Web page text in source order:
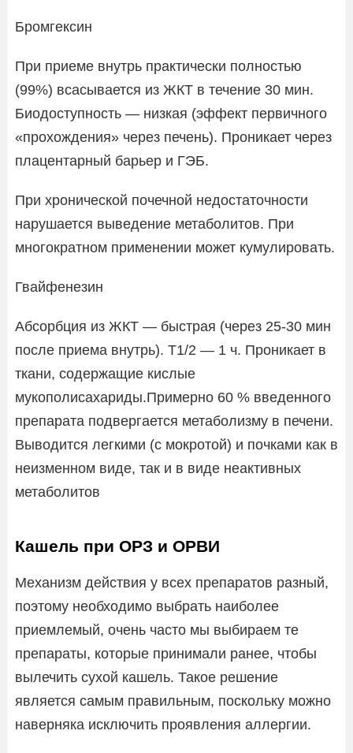
Бромгексин
При приеме внутрь практически полностью
(99%) всасывается из ЖКТ в течение 30 мин.
Биодоступность — низкая (эффект первичного
«прохождения» через печень). Проникает через
плацентарный барьер и ГЭБ.
При хронической почечной недостаточности
нарушается выведение метаболитов. При
многократном применении может кумулировать.
Гвайфенезин
Абсорбция из ЖКТ — быстрая (через 25-30 мин
после приема внутрь). T1/2 — 1 ч. Проникает в
ткани, содержащие кислые
мукополисахариды.Примерно 60 % введенного
препарата подвергается метаболизму в печени.
Выводится легкими (с мокротой) и почками как в
неизменном виде, так и в виде неактивных
метаболитов
Кашель при ОРЗ и ОРВИ
Механизм действия у всех препаратов разный,
поэтому необходимо выбрать наиболее
приемлемый, очень часто мы выбираем те
препараты, которые принимали ранее, чтобы
вылечить сухой кашель. Такое решение
является самым правильным, поскольку можно
наверняка исключить проявления аллергии.